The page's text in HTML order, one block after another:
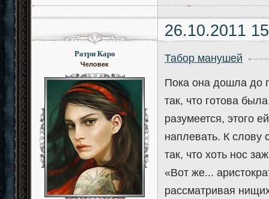
26.10.2011
Ратри Каро
Человек
Табор манушей
Пока она дошла до
так, что готова
разумеется, этого
наплевать. К слову
так, что хоть нос
«Вот же...
рассматривая